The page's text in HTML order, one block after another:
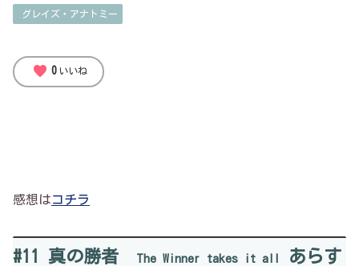
グレイズ・アナトミー
favorite 0 いいね
感想はコチラ
#11 真の勝者 The Winner takes it all
あらす